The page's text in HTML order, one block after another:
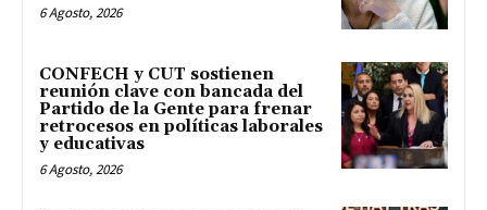
6 Agosto, 2026
CONFECH y CUT sostienen
reunión clave con bancada del
Partido de la Gente para frenar
retrocesos en políticas laborales
y educativas
6 Agosto, 2026